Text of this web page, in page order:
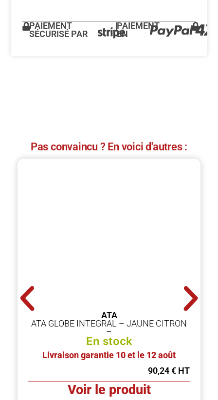
PAIEMENT
SÉCURISÉ PAR
|PAIEMENT
EN
Pas convaincu ? En voici d'autres :
ATA
ATA GLOBE INTEGRAL – JAUNE CITRON
–
En stock
Livraison garantie 10 et le 12 août
90,24€
Voir le produit